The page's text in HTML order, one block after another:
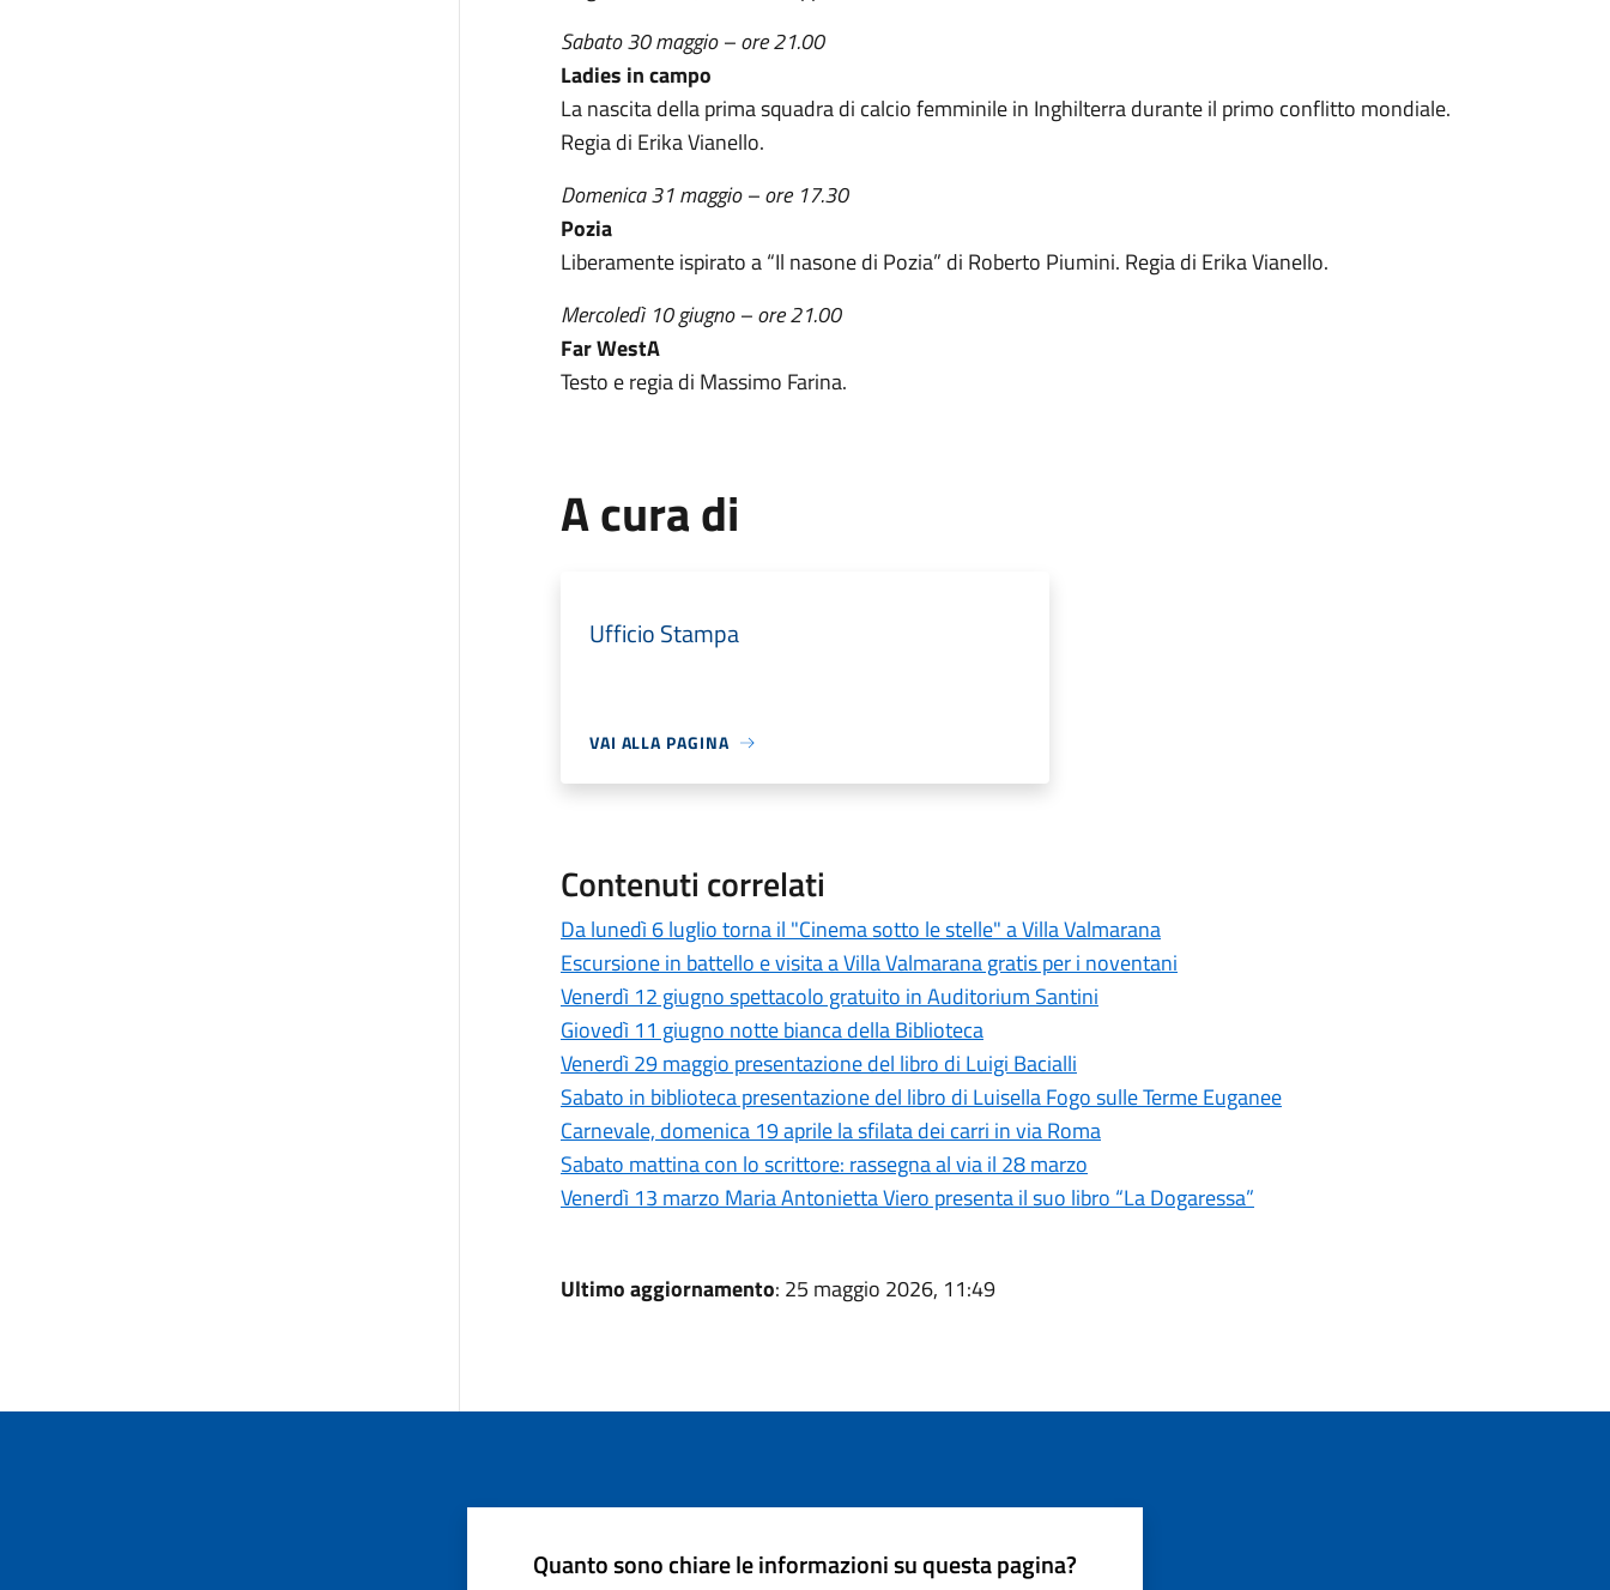
Sabato 30 maggio – ore 21.00
Ladies in campo
La nascita della prima squadra di calcio femminile in Inghilterra durante il primo conflitto mondiale.
Regia di Erika Vianello.
Domenica 31 maggio – ore 17.30
Pozia
Liberamente ispirato a “Il nasone di Pozia” di Roberto Piumini. Regia di Erika Vianello.
Mercoledì 10 giugno – ore 21.00
Far WestA
Testo e regia di Massimo Farina.
A cura di
Ufficio Stampa
VAI ALLA PAGINA
Contenuti correlati
Da lunedì 6 luglio torna il "Cinema sotto le stelle" a Villa Valmarana
Escursione in battello e visita a Villa Valmarana gratis per i noventani
Venerdì 12 giugno spettacolo gratuito in Auditorium Santini
Giovedì 11 giugno notte bianca della Biblioteca
Venerdì 29 maggio presentazione del libro di Luigi Bacialli
Sabato in biblioteca presentazione del libro di Luisella Fogo sulle Terme Euganee
Carnevale, domenica 19 aprile la sfilata dei carri in via Roma
Sabato mattina con lo scrittore: rassegna al via il 28 marzo
Venerdì 13 marzo Maria Antonietta Viero presenta il suo libro “La Dogaressa”
Ultimo aggiornamento: 25 maggio 2026, 11:49
Quanto sono chiare le informazioni su questa pagina?